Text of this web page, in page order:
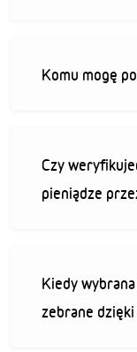
Komu mogę
Czy
pieniądze
Kiedy
zebrane